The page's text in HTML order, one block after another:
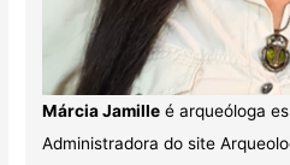
Márcia Jamilleé arqueóloga
Administradora do site